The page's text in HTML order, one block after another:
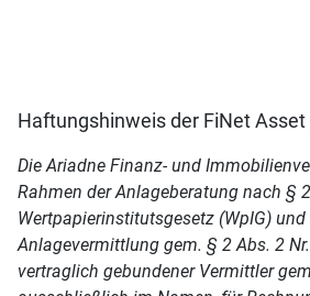
Haftungshinweis der FiNet
Die Ariadne Finanz- und
Rahmen der Anlageberatung nach §
Wertpapierinstitutsgesetz (WpIG) und
Anlagevermittlung gem. § 2 Abs. 2
vertraglich gebundener Vermittler